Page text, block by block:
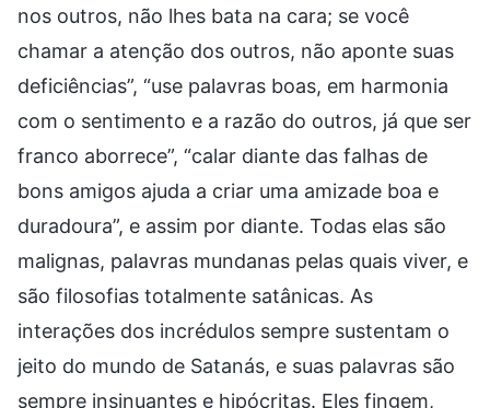
nos outros, não lhes bata na cara; se você
chamar a atenção dos outros, não aponte suas
deficiências”, “use palavras boas, em harmonia
com o sentimento e a razão do outros, já que ser
franco aborrece”, “calar diante das falhas de
bons amigos ajuda a criar uma amizade boa e
duradoura”, e assim por diante. Todas elas são
malignas, palavras mundanas pelas quais viver, e
são filosofias totalmente satânicas. As
interações dos incrédulos sempre sustentam o
jeito do mundo de Satanás, e suas palavras são
sempre insinuantes e hipócritas. Eles fingem,